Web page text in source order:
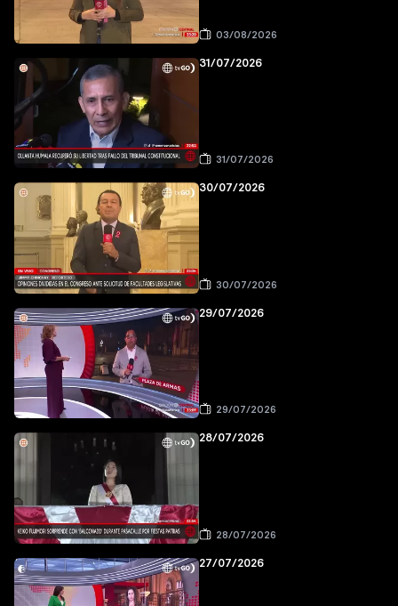
03/08/2026
31/07/2026
31/07/2026
30/07/2026
30/07/2026
29/07/2026
29/07/2026
28/07/2026
28/07/2026
27/07/2026